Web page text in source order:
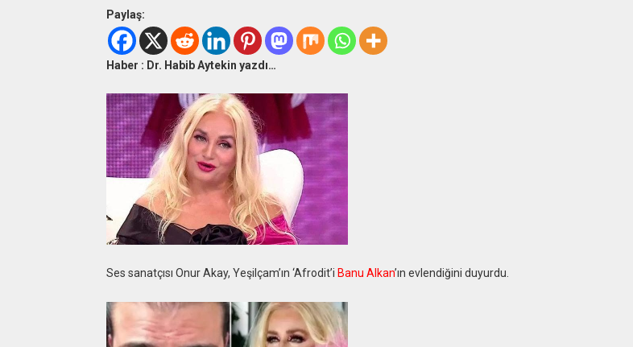
Paylaş:
Haber : Dr. Habib Aytekin yazdı…
Ses sanatçısı Onur Akay, Yeşilçam’ın ‘Afrodit’i Banu Alkan’ın evlendiğini duyurdu.